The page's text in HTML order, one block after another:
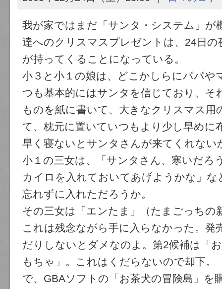
我が家ではまだ「サンタ・システム」が
達へのクリスマスプレゼントは、24日の
が持ってくることになっている。
小３と小１の娘は、どこかしらにパパや
つも基本的にはサンタを信じており、そ
ものを紙に書いて、大きなクリスマス用
て、枕元に置いていつもより少し早めに
早く寝ないとサンタさんが来てくれない
小１の三女は、「サンタさん、寒いだろ
カイロを入れておいてあげようかな」な
忘れずに入れただろうか。
その三女は「エンたま」（たまごっちの
これは残念ながら手に入らなかった。発
だりしないとダメなのよ。第2候補は「
もちゃ」。これはくだらないので却下。
で、GBAソフトの「お茶犬の冒険島」を